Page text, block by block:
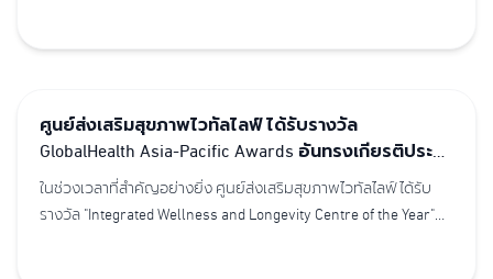
ศูนย์ส่งเสริมสุขภาพไวทัลไลฟ์ ได้รับรางวัล
GlobalHealth Asia-Pacific Awards อันทรงเกียรติประจำ
ปี 2566 ในด้านประสิทธิภาพด้านสุขภาพและอายุยืนแบบ
บูรณาการ
ในช่วงเวลาที่สำคัญอย่างยิ่ง ศูนย์ส่งเสริมสุขภาพไวทัลไลฟ์ ได้รับ
รางวัล "Integrated Wellness and Longevity Centre of the Year"